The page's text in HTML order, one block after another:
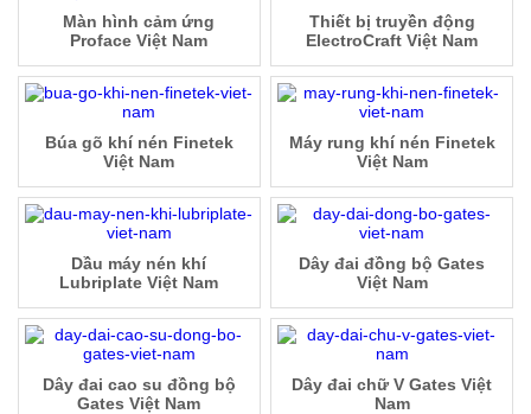
Màn hình cảm ứng
Proface Việt Nam
Thiết bị truyền động
ElectroCraft Việt Nam
Búa gõ khí nén Finetek
Việt Nam
Máy rung khí nén Finetek
Việt Nam
Dầu máy nén khí
Lubriplate Việt Nam
Dây đai đồng bộ Gates
Việt Nam
Dây đai cao su đồng bộ
Gates Việt Nam
Dây đai chữ V Gates Việt
Nam